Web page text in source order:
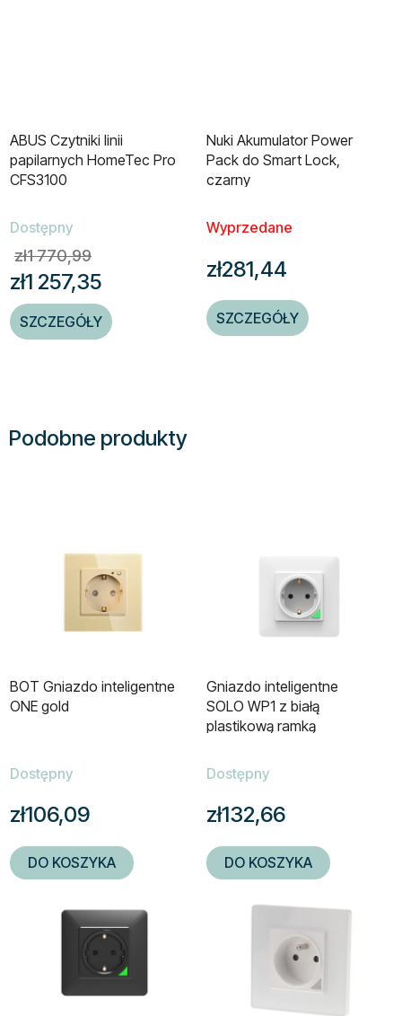
ABUS Czytniki linii
papilarnych HomeTec Pro
CFS3100
Dostępny
zł1 257,35
zł1 770,99
SZCZEGÓŁY
Nuki Akumulator Power
Pack do Smart Lock,
czarny
Wyprzedane
zł281,44
SZCZEGÓŁY
Podobne produkty
BOT Gniazdo inteligentne
ONE gold
Dostępny
zł106,09
DO KOSZYKA
Gniazdo inteligentne
SOLO WP1 z białą
plastikową ramką
Dostępny
zł132,66
DO KOSZYKA